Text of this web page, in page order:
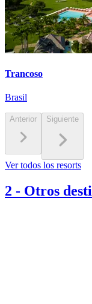
Trancoso
Brasil
Anterior Siguiente
Ver todos los resorts
2 - Otros